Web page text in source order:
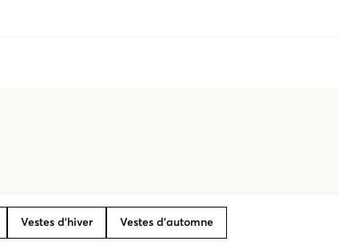
Vestes d’hiver Vestes d’automne